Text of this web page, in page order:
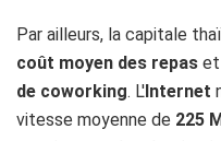
Par ailleurs, la capitale
coût moyen des repas et
de coworking. L'Internet
vitesse moyenne de 225